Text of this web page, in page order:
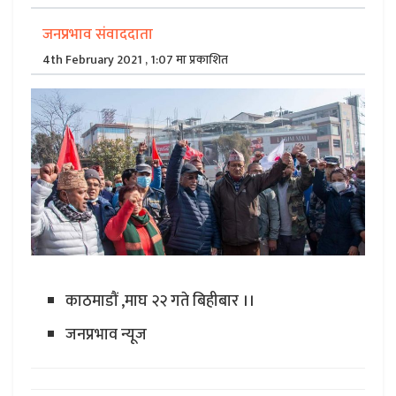
जनप्रभाव संवाददाता
4th February 2021 , 1:07 मा प्रकाशित
काठमाडौं ,माघ २२ गते बिहीबार ।।
जनप्रभाव न्यूज